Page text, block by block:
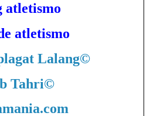
atletismo
atletismo
Lalang©
Tahri©